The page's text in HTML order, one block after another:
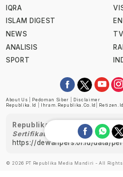
IQRA
ISLAM DIGEST
NEWS
ANALISIS
SPORT
TV
About Us Pedoman Siber
Disclaimer
Republika.id
Ihram.republika.co.id Retizen.id
Republika telah diverifikasi
Sertifikat Nomor 1058/DP-
https://dewanpers.or.id/data/
© 2026 PT Republika Media Mandiri - All Rights